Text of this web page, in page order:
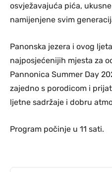
osvježavajuća pića,
namijenjene svim
Panonska jezera i ovog
najposjećenijih mjesta za
Pannonica Summer Day
zajedno s porodicom i
ljetne sadržaje i dobru
Program počinje u 11 sati.